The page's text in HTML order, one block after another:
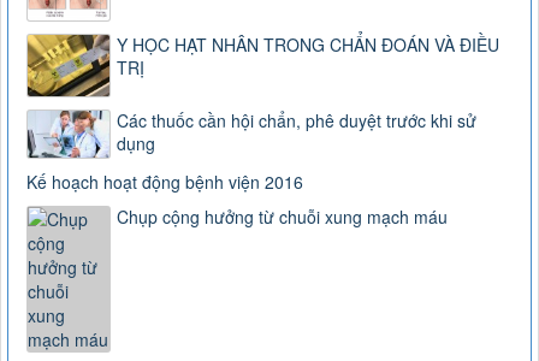
Y HỌC HẠT NHÂN TRONG CHẨN ĐOÁN VÀ ĐIỀU
TRỊ
Các thuốc cần hội chẩn, phê duyệt trước khi sử
dụng
Kế hoạch hoạt động bệnh viện 2016
Chụp cộng hưởng từ chuỗi xung mạch máu